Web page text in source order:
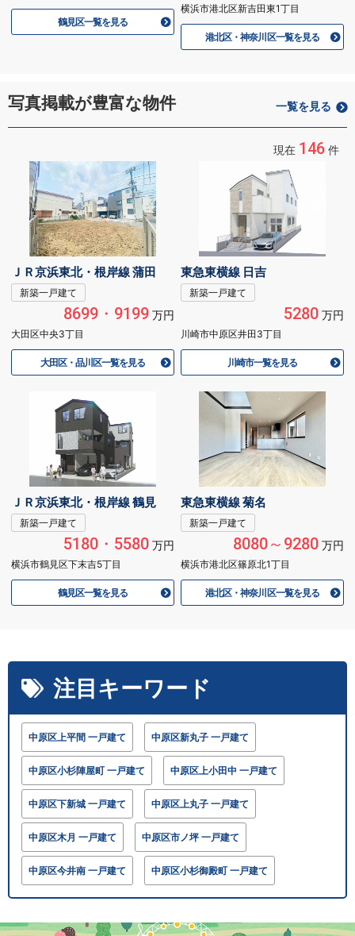
鶴見区一覧を見る
横浜市港北区新吉田東1丁目
港北区・神奈川区一覧を見る
写真掲載が豊富な物件 一覧を見る
現在 146 件
ＪＲ京浜東北・根岸線 蒲田
新築一戸建て
8699・9199万円
大田区中央3丁目
大田区・品川区一覧を見る
東急東横線 日吉
新築一戸建て
5280万円
川崎市中原区井田3丁目
川崎市一覧を見る
ＪＲ京浜東北・根岸線 鶴見
新築一戸建て
5180・5580万円
横浜市鶴見区下末吉5丁目
鶴見区一覧を見る
東急東横線 菊名
新築一戸建て
8080～9280万円
横浜市港北区篠原北1丁目
港北区・神奈川区一覧を見る
注目キーワード
中原区上平間 一戸建て 中原区新丸子 一戸建て
中原区小杉陣屋町 一戸建て 中原区上小田中 一戸建て
中原区下新城 一戸建て 中原区上丸子 一戸建て
中原区木月 一戸建て 中原区市ノ坪 一戸建て
中原区今井南 一戸建て 中原区小杉御殿町 一戸建て